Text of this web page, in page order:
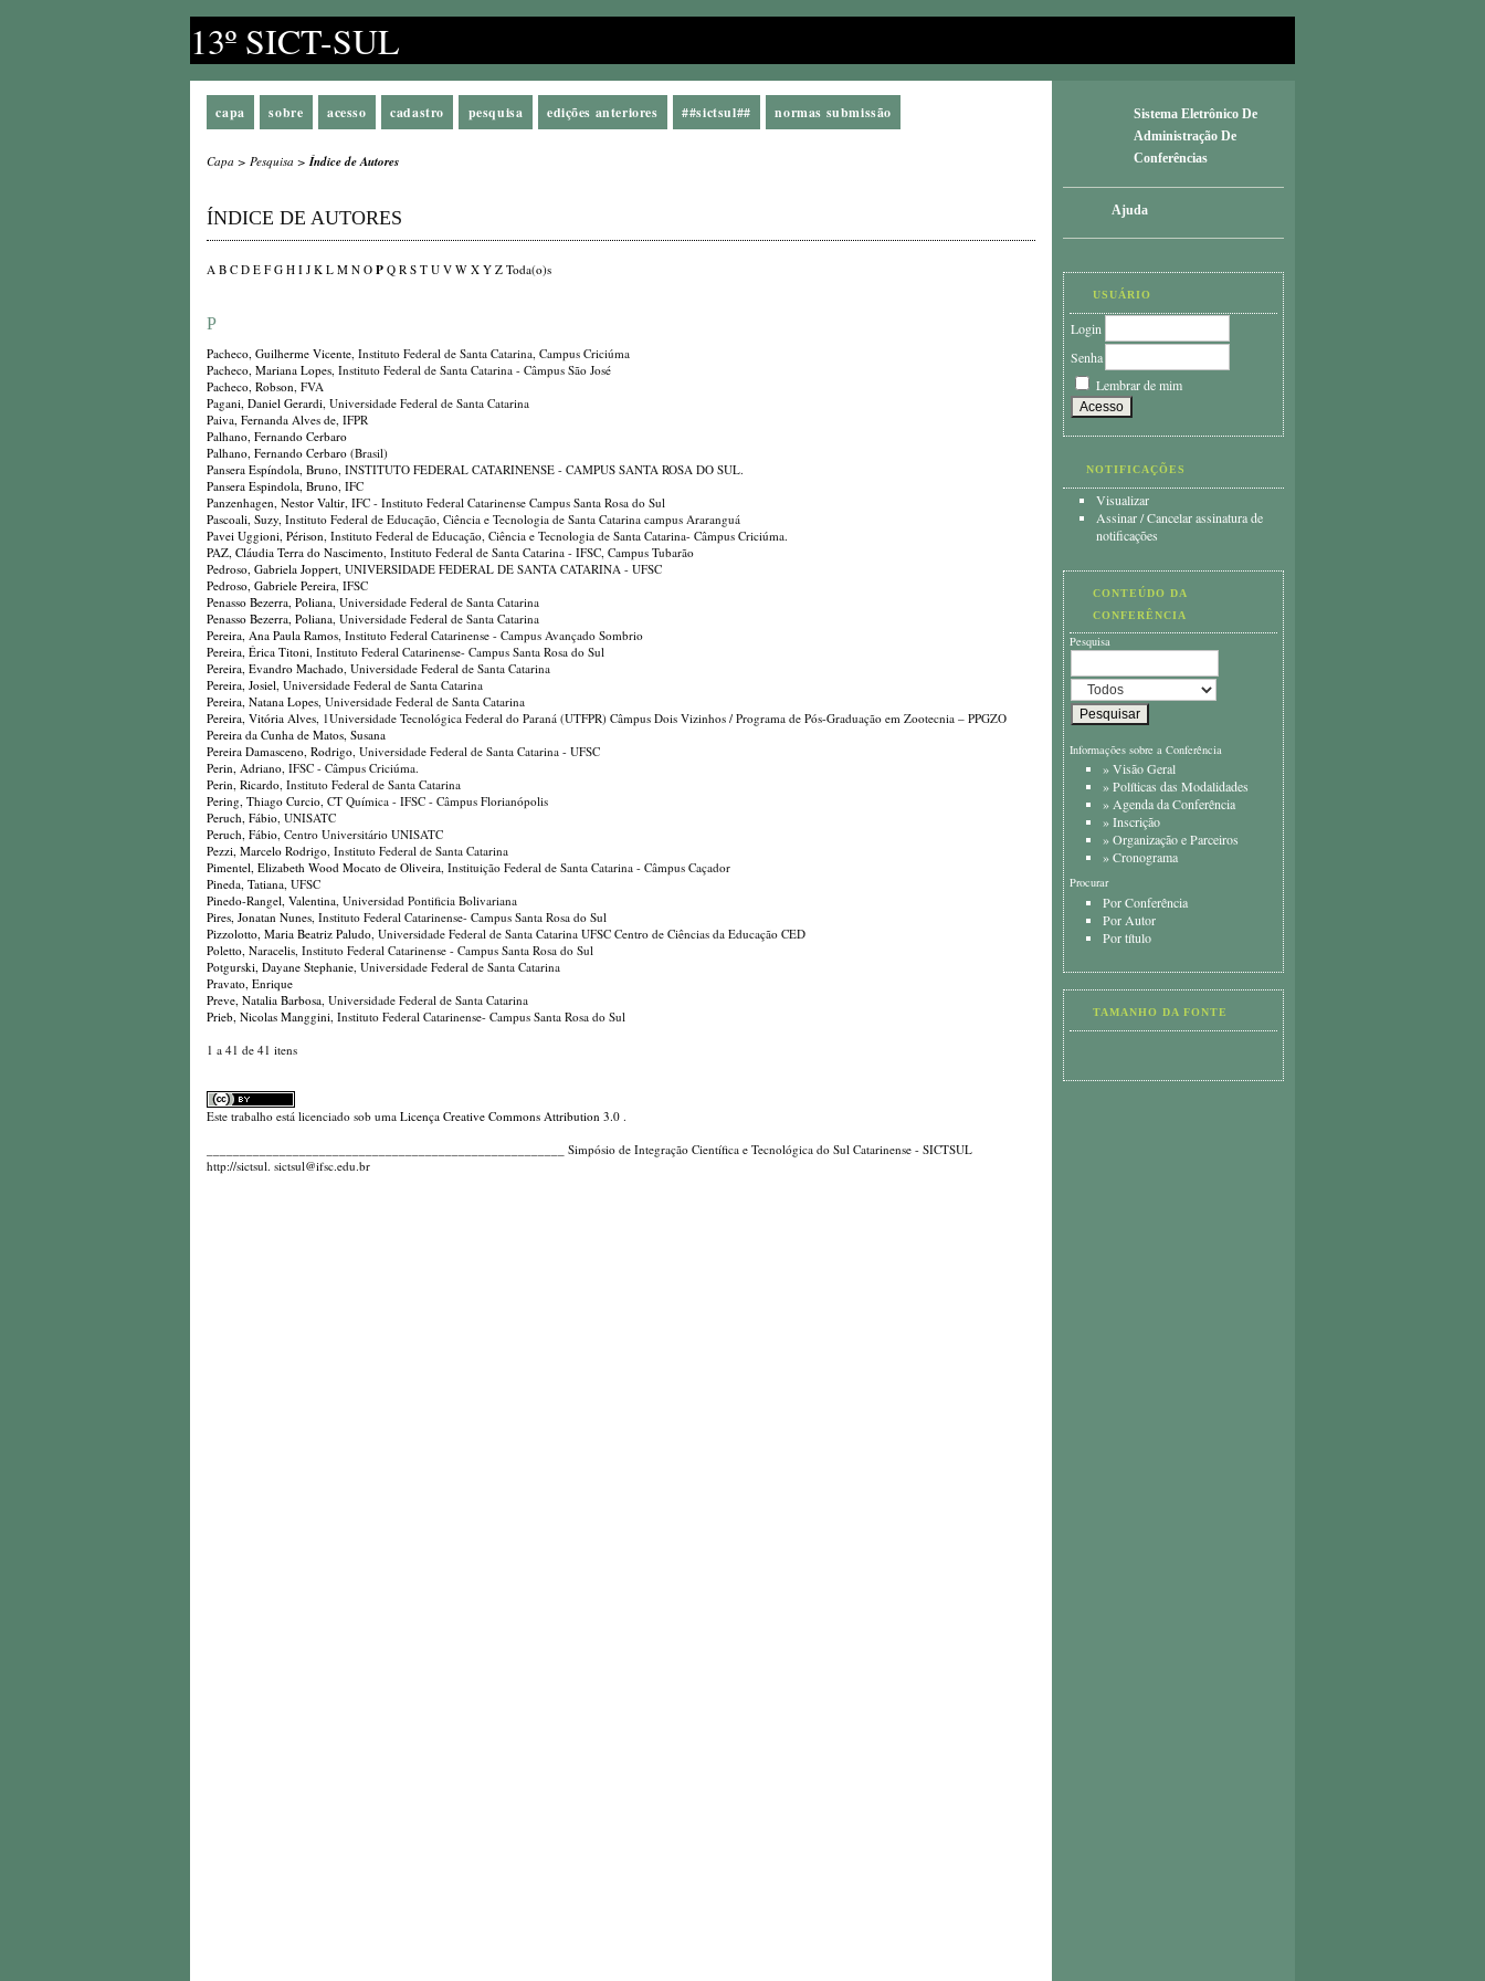
13º SICT-SUL
Sistema Eletrônico De
Administração De
Conferências
Ajuda
USUÁRIO
Login
Senha
Lembrar de mim
NOTIFICAÇÕES
Visualizar
Assinar/Cancelar assinatura de
notificações
CONTEÚDO DA
CONFERÊNCIA
Pesquisa
Informações sobre a Conferência
»Visão Geral
»Políticas das Modalidades
»Agenda da Conferência
»Inscrição
»Organização e Parceiros
»Cronograma
Procurar
Por Conferência
Por Autor
Por título
TAMANHO DA FONTE
capa sobre acesso cadastro pesquisa edições anteriores ##sictsul## normas submissão
Capa > Pesquisa >Índice de Autores
ÍNDICE DE AUTORES
A B C D E F G H I J K L M N O P Q R S T U V W X Y Z Toda(o)s
P
Pacheco, Guilherme Vicente, Instituto Federal de Santa Catarina, Campus Criciúma
Pacheco, Mariana Lopes, Instituto Federal de Santa Catarina - Câmpus São José
Pacheco, Robson, FVA
Pagani, Daniel Gerardi, Universidade Federal de Santa Catarina
Paiva, Fernanda Alves de, IFPR
Palhano, Fernando Cerbaro
Palhano, Fernando Cerbaro (Brasil)
Pansera Espíndola, Bruno, INSTITUTO FEDERAL CATARINENSE - CAMPUS SANTA ROSA DO SUL.
Pansera Espindola, Bruno, IFC
Panzenhagen, Nestor Valtir, IFC - Instituto Federal Catarinense Campus Santa Rosa do Sul
Pascoali, Suzy, Instituto Federal de Educação, Ciência e Tecnologia de Santa Catarina campus Araranguá
Pavei Uggioni, Périson, Instituto Federal de Educação, Ciência e Tecnologia de Santa Catarina- Câmpus Criciúma.
PAZ, Cláudia Terra do Nascimento, Instituto Federal de Santa Catarina - IFSC, Campus Tubarão
Pedroso, Gabriela Joppert, UNIVERSIDADE FEDERAL DE SANTA CATARINA - UFSC
Pedroso, Gabriele Pereira, IFSC
Penasso Bezerra, Poliana, Universidade Federal de Santa Catarina
Penasso Bezerra, Poliana, Universidade Federal de Santa Catarina
Pereira, Ana Paula Ramos, Instituto Federal Catarinense - Campus Avançado Sombrio
Pereira, Érica Titoni, Instituto Federal Catarinense- Campus Santa Rosa do Sul
Pereira, Evandro Machado, Universidade Federal de Santa Catarina
Pereira, Josiel, Universidade Federal de Santa Catarina
Pereira, Natana Lopes, Universidade Federal de Santa Catarina
Pereira, Vitória Alves, 1Universidade Tecnológica Federal do Paraná (UTFPR) Câmpus Dois Vizinhos / Programa de Pós-Graduação em Zootecnia – PPGZO
Pereira da Cunha de Matos, Susana
Pereira Damasceno, Rodrigo, Universidade Federal de Santa Catarina - UFSC
Perin, Adriano, IFSC - Câmpus Criciúma.
Perin, Ricardo, Instituto Federal de Santa Catarina
Pering, Thiago Curcio, CT Química - IFSC - Câmpus Florianópolis
Peruch, Fábio, UNISATC
Peruch, Fábio, Centro Universitário UNISATC
Pezzi, Marcelo Rodrigo, Instituto Federal de Santa Catarina
Pimentel, Elizabeth Wood Mocato de Oliveira, Instituição Federal de Santa Catarina - Câmpus Caçador
Pineda, Tatiana, UFSC
Pinedo-Rangel, Valentina, Universidad Pontificia Bolivariana
Pires, Jonatan Nunes, Instituto Federal Catarinense- Campus Santa Rosa do Sul
Pizzolotto, Maria Beatriz Paludo, Universidade Federal de Santa Catarina UFSC Centro de Ciências da Educação CED
Poletto, Naracelis, Instituto Federal Catarinense - Campus Santa Rosa do Sul
Potgurski, Dayane Stephanie, Universidade Federal de Santa Catarina
Pravato, Enrique
Preve, Natalia Barbosa, Universidade Federal de Santa Catarina
Prieb, Nicolas Manggini, Instituto Federal Catarinense- Campus Santa Rosa do Sul
1 a 41 de 41 itens
Este trabalho está licenciado sob uma Licença Creative Commons Attribution 3.0 .
______________________________________________________ Simpósio de Integração Científica e Tecnológica do Sul Catarinense - SICTSUL
http://sictsul. sictsul@ifsc.edu.br